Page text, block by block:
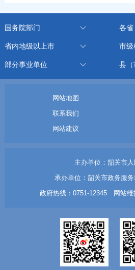
国务院部门 各省
省内地级以上市 市级
部分事业单位 县（
网站地图
联系我们
网站建议
主办单位：韶关市
承办单位：韶关市政务服
政府热线：0751-12345 网站维